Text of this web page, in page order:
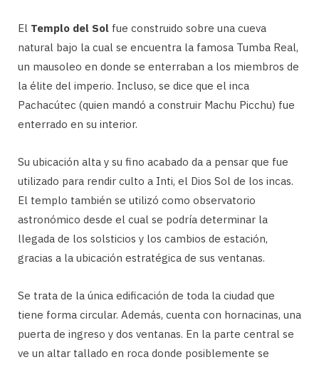
El Templo del Sol fue construido sobre una cueva
natural bajo la cual se encuentra la famosa Tumba Real,
un mausoleo en donde se enterraban a los miembros de
la élite del imperio. Incluso, se dice que el inca
Pachacútec (quien mandó a construir Machu Picchu) fue
enterrado en su interior.
Su ubicación alta y su fino acabado da a pensar que fue
utilizado para rendir culto a Inti, el Dios Sol de los incas.
El templo también se utilizó como observatorio
astronómico desde el cual se podría determinar la
llegada de los solsticios y los cambios de estación,
gracias a la ubicación estratégica de sus ventanas.
Se trata de la única edificación de toda la ciudad que
tiene forma circular. Además, cuenta con hornacinas, una
puerta de ingreso y dos ventanas. En la parte central se
ve un altar tallado en roca donde posiblemente se